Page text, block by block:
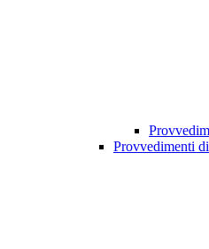
Provvedimenti